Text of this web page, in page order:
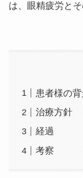
は、眼精疲労と
患者様の
治療方針
経過
考察